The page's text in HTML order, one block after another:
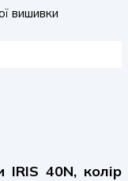
вишивки
40N, колір